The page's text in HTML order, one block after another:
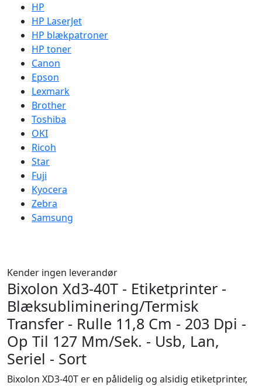
HP
HP LaserJet
HP blækpatroner
HP toner
Canon
Epson
Lexmark
Brother
Toshiba
OKI
Ricoh
Star
Fuji
Kyocera
Zebra
Samsung
Kender ingen leverandør
Bixolon Xd3-40T - Etiketprinter -
Blæksubliminering/Termisk
Transfer - Rulle 11,8 Cm - 203 Dpi -
Op Til 127 Mm/Sek. - Usb, Lan,
Seriel - Sort
Bixolon XD3-40T er en pålidelig og alsidig etiketprinter,